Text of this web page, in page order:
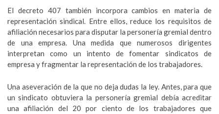
El decreto 407 también incorpora cambios en materia de
representación sindical. Entre ellos, reduce los requisitos de
afiliación necesarios para disputar la personería gremial dentro
de una empresa. Una medida que numerosos dirigentes
interpretan como un intento de fomentar sindicatos de
empresa y fragmentar la representación de los trabajadores.
Una aseveración de la que no deja dudas la ley. Antes, para que
un sindicato obtuviera la personería gremial debía acreditar
una afiliación del 20 por ciento de los trabajadores que